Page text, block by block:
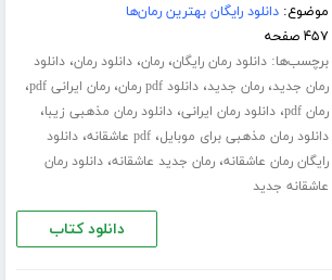
موضوع:دانلود رایگان بهترین رمان‌ها
۴۵۷ صفحه
برچسب‌ها:دانلود رمان رایگان،رمان،دانلود رمان،دانلود
رمان جدید،رمان جدید،دانلود pdf رمان ،رمان ایرانی pdf ،
رمان pdf ،دانلود رمان ایرانی،دانلود رمان مذهبی زیبا،
دانلود رمان مذهبی برای موبایل،pdf عاشقانه ،دانلود
رایگان رمان عاشقانه،رمان جدید عاشقانه،دانلود رمان
عاشقانه جدید
دانلود کتاب